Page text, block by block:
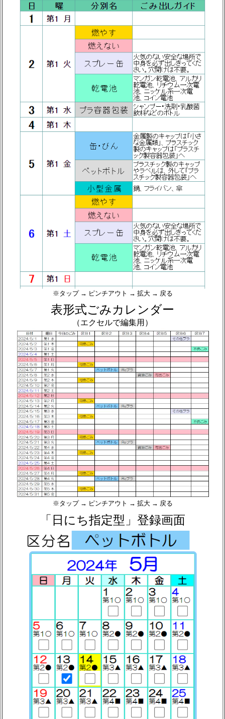
※タップ → ピンチアウト → 拡大 → 戻る
表形式ごみカレンダー
（エクセルで編集用）
※タップ → ピンチアウト → 拡大 → 戻る
「日にち指定型」登録画面